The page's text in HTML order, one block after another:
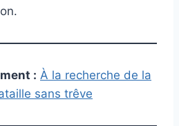
: À la recherche de la
sans trêve